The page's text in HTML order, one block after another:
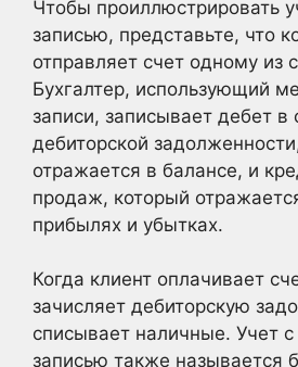
Чтобы проиллюстрировать
записью, представьте, что
отправляет счет одному из
Бухгалтер, использующий
записи, записывает дебет в
дебиторской
отражается в балансе, и
продаж, который
прибылях и убытках.
Когда клиент оплачивает
зачисляет дебиторскую
списывает наличные. Учет
записью также называется